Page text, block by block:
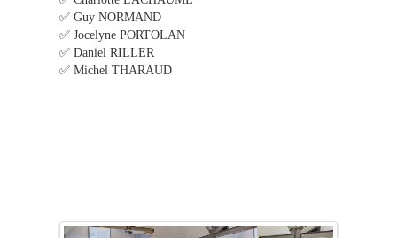
✅ Guy NORMAND
✅ Jocelyne PORTOLAN
✅ Daniel RILLER
✅ Michel THARAUD